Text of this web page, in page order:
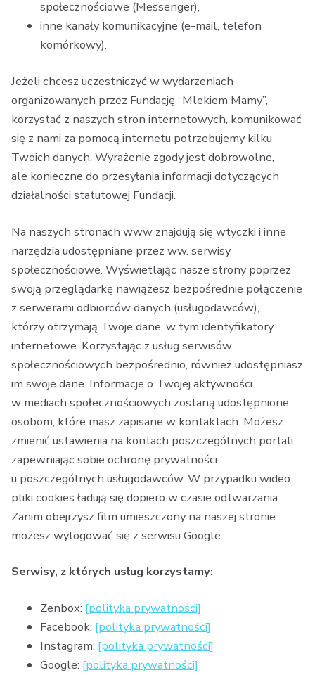
społecznościowe (Messenger),
inne kanały komunikacyjne (e-mail, telefon
komórkowy).
Jeżeli chcesz uczestniczyć w wydarzeniach
organizowanych przez Fundację “Mlekiem Mamy”,
korzystać z naszych stron internetowych, komunikować
się z nami za pomocą internetu potrzebujemy kilku
Twoich danych. Wyrażenie zgody jest dobrowolne,
ale konieczne do przesyłania informacji dotyczących
działalności statutowej Fundacji.
Na naszych stronach www znajdują się wtyczki i inne
narzędzia udostępniane przez ww. serwisy
społecznościowe. Wyświetlając nasze strony poprzez
swoją przeglądarkę nawiążesz bezpośrednie połączenie
z serwerami odbiorców danych (usługodawców),
którzy otrzymają Twoje dane, w tym identyfikatory
internetowe. Korzystając z usług serwisów
społecznościowych bezpośrednio, również udostępniasz
im swoje dane. Informacje o Twojej aktywności
w mediach społecznościowych zostaną udostępnione
osobom, które masz zapisane w kontaktach. Możesz
zmienić ustawienia na kontach poszczególnych portali
zapewniając sobie ochronę prywatności
u poszczególnych usługodawców. W przypadku wideo
pliki cookies ładują się dopiero w czasie odtwarzania.
Zanim obejrzysz film umieszczony na naszej stronie
możesz wylogować się z serwisu Google.
Serwisy, z których usług korzystamy:
Zenbox: [polityka prywatności]
Facebook: [polityka prywatności]
Instagram: [polityka prywatności]
Google: [polityka prywatności]